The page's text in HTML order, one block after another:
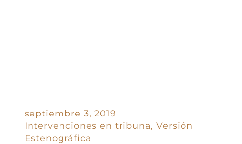
septiembre 3, 2019
Intervenciones en tribuna,Versión
Estenográfica